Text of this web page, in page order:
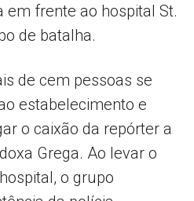
frente ao hospital St.
de batalha.
de cem pessoas se
estabelecimento e
o caixão da repórter a
Grega. Ao levar o
o grupo